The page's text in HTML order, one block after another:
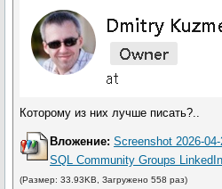
Которому из них лучше писать?..
Вложение: Screenshot 2026-
SQL Community Groups
(Размер: 33.93KB, Загружено 558 раз)